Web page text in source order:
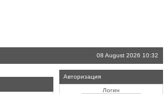
08 August 2026 10:32
Авторизация
Логин